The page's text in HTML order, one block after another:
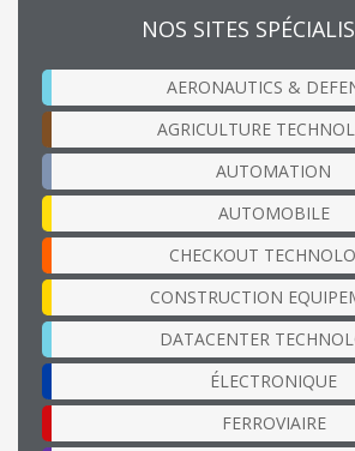
NOS SITES
AERONAUTICS &
AGRICULTURE
AUTOMATION
AUTOMOBILE
CHECKOUT
CONSTRUCTION
DATACENTER
ÉLECTRONIQUE
FERROVIAIRE